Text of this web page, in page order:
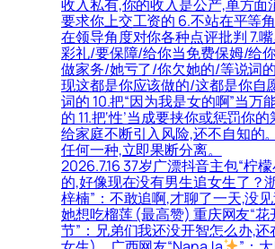
收入私有,你的收入是公产,单方面
要求你上交工资的 6.不站在平等
在领导角度对你各种点评批判 7.
彩礼/要保障/给你当免费保姆/给
做家务/她亏了/你欠她的/等说词
现这都是你应该做的/这都是你自
词的 10.把“因为我是女的啊”当万
的 11.把‘性’当成要挟你或惩罚你的
给家庭不断引入风险,还不自知的
任何一种,立即果断分离。
2026.7.16 37岁广漂抖音主包“柠
的,好像现在没有男生追女生了？
梓楠”：不敢追啊,才聊了一天,没
她想吃榴莲 (最高赞) 重庆网友“花
节”：兄弟们我还没开智怎么办,